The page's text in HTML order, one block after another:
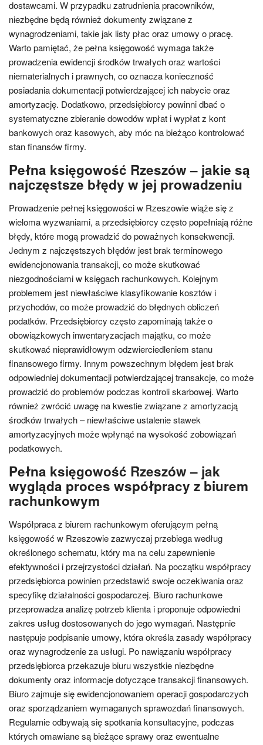
dostawcami. W przypadku zatrudnienia pracowników,
niezbędne będą również dokumenty związane z
wynagrodzeniami, takie jak listy płac oraz umowy o pracę.
Warto pamiętać, że pełna księgowość wymaga także
prowadzenia ewidencji środków trwałych oraz wartości
niematerialnych i prawnych, co oznacza konieczność
posiadania dokumentacji potwierdzającej ich nabycie oraz
amortyzację. Dodatkowo, przedsiębiorcy powinni dbać o
systematyczne zbieranie dowodów wpłat i wypłat z kont
bankowych oraz kasowych, aby móc na bieżąco kontrolować
stan finansów firmy.
Pełna księgowość Rzeszów – jakie są
najczęstsze błędy w jej prowadzeniu
Prowadzenie pełnej księgowości w Rzeszowie wiąże się z
wieloma wyzwaniami, a przedsiębiorcy często popełniają różne
błędy, które mogą prowadzić do poważnych konsekwencji.
Jednym z najczęstszych błędów jest brak terminowego
ewidencjonowania transakcji, co może skutkować
niezgodnościami w księgach rachunkowych. Kolejnym
problemem jest niewłaściwe klasyfikowanie kosztów i
przychodów, co może prowadzić do błędnych obliczeń
podatków. Przedsiębiorcy często zapominają także o
obowiązkowych inwentaryzacjach majątku, co może
skutkować nieprawidłowym odzwierciedleniem stanu
finansowego firmy. Innym powszechnym błędem jest brak
odpowiedniej dokumentacji potwierdzającej transakcje, co może
prowadzić do problemów podczas kontroli skarbowej. Warto
również zwrócić uwagę na kwestie związane z amortyzacją
środków trwałych – niewłaściwe ustalenie stawek
amortyzacyjnych może wpłynąć na wysokość zobowiązań
podatkowych.
Pełna księgowość Rzeszów – jak
wygląda proces współpracy z biurem
rachunkowym
Współpraca z biurem rachunkowym oferującym pełną
księgowość w Rzeszowie zazwyczaj przebiega według
określonego schematu, który ma na celu zapewnienie
efektywności i przejrzystości działań. Na początku współpracy
przedsiębiorca powinien przedstawić swoje oczekiwania oraz
specyfikę działalności gospodarczej. Biuro rachunkowe
przeprowadza analizę potrzeb klienta i proponuje odpowiedni
zakres usług dostosowanych do jego wymagań. Następnie
następuje podpisanie umowy, która określa zasady współpracy
oraz wynagrodzenie za usługi. Po nawiązaniu współpracy
przedsiębiorca przekazuje biuru wszystkie niezbędne
dokumenty oraz informacje dotyczące transakcji finansowych.
Biuro zajmuje się ewidencjonowaniem operacji gospodarczych
oraz sporządzaniem wymaganych sprawozdań finansowych.
Regularnie odbywają się spotkania konsultacyjne, podczas
których omawiane są bieżące sprawy oraz ewentualne